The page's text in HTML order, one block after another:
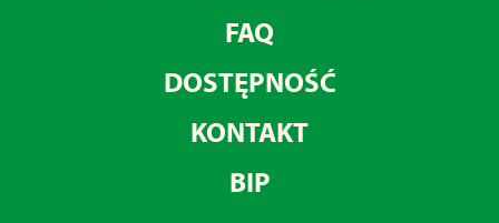
FAQ
DOSTĘPNOŚĆ
KONTAKT
BIP